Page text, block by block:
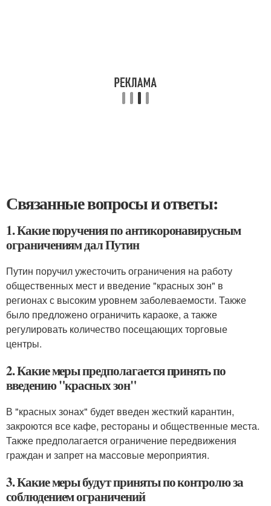
Связанные вопросы и ответы:
1. Какие поручения по антикоронавирусным
ограничениям дал Путин
Путин поручил ужесточить ограничения на работу
общественных мест и введение "красных зон" в
регионах с высоким уровнем заболеваемости. Также
было предложено ограничить караоке, а также
регулировать количество посещающих торговые
центры.
2. Какие меры предполагается принять по
введению "красных зон"
В "красных зонах" будет введен жесткий карантин,
закроются все кафе, рестораны и общественные места.
Также предполагается ограничение передвижения
граждан и запрет на массовые мероприятия.
3. Какие меры будут приняты по контролю за
соблюдением ограничений